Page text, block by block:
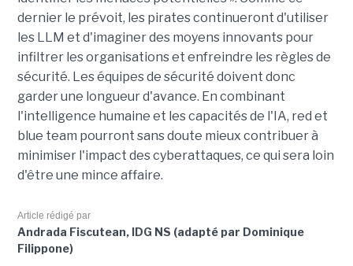
dernier le prévoit, les pirates continueront d'utiliser
les LLM et d'imaginer des moyens innovants pour
infiltrer les organisations et enfreindre les règles de
sécurité. Les équipes de sécurité doivent donc
garder une longueur d'avance. En combinant
l'intelligence humaine et les capacités de l'IA, red et
blue team pourront sans doute mieux contribuer à
minimiser l'impact des cyberattaques, ce qui sera loin
d'être une mince affaire.
Article rédigé par
Andrada Fiscutean, IDG NS (adapté par Dominique
Filippone)